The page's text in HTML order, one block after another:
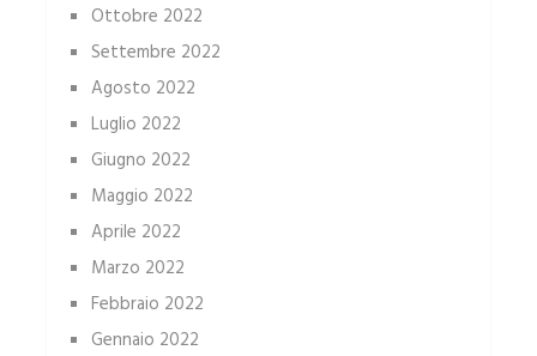
Ottobre 2022
Settembre 2022
Agosto 2022
Luglio 2022
Giugno 2022
Maggio 2022
Aprile 2022
Marzo 2022
Febbraio 2022
Gennaio 2022